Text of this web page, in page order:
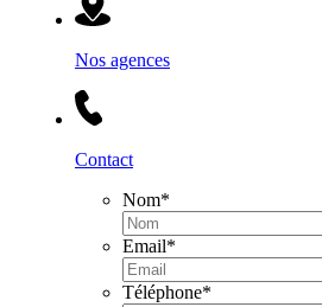
Nos agences
Contact
Nom*
Email*
Téléphone*